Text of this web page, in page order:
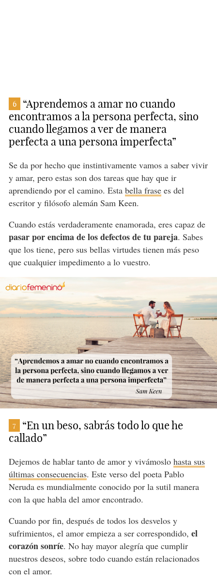
6
“Aprendemos a amar no cuando
encontramos a la persona perfecta, sino
cuando llegamos a ver de manera
perfecta a una persona imperfecta”
Se da por hecho que instintivamente vamos a saber vivir
y amar, pero estas son dos tareas que hay que ir
aprendiendo por el camino. Esta bella frasees del
escritor y filósofo alemán Sam Keen.
Cuando estás verdaderamente enamorada, eres capaz de
pasar por encima de los defectos de tu pareja. Sabes
que los tiene, pero sus bellas virtudes tienen más peso
que cualquier impedimento a lo vuestro.
7
“En un beso, sabrás todo lo que he
callado”
Dejemos de hablar tanto de amor y vivámoslo hasta sus
últimas consecuencias. Este verso del poeta Pablo
Neruda es mundialmente conocido por la sutil manera
con la que habla del amor encontrado.
Cuando por fin, después de todos los desvelos y
sufrimientos, el amor empieza a ser correspondido, el
corazón sonríe. No hay mayor alegría que cumplir
nuestros deseos, sobre todo cuando están relacionados
con el amor.